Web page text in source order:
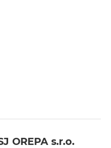
OREPA s.r.o.